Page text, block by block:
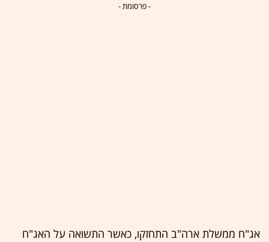
- פרסומת -
אג"ח ממשלת ארה"ב התחזקו, כאשר התשואה על האג"ח